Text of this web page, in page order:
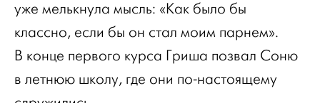
уже мелькнула мысль: «Как было бы
классно, если бы он стал моим парнем».
В конце первого курса Гриша позвал Соню
в летнюю школу, где они по-настоящему